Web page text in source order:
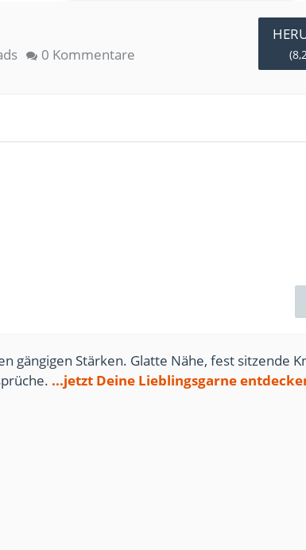
0 Kommentare
gängigen Stärken. Glatte Nähe, fest sitzende
...jetzt Deine Lieblingsgarne